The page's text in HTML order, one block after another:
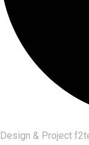
Design & Project